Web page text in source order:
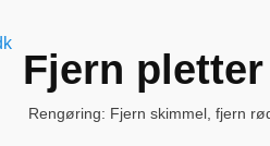
Fjern
Rengøring: Fjern skimmel, fjern